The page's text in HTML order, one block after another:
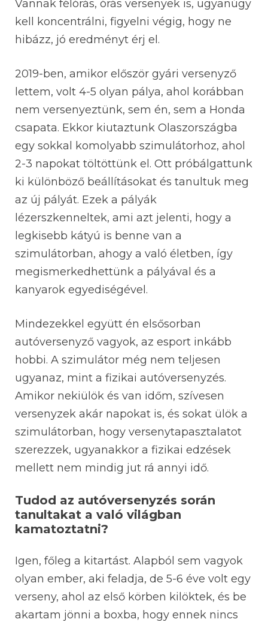
Vannak félórás, órás versenyek is, ugyanúgy
kell koncentrálni, figyelni végig, hogy ne
hibázz, jó eredményt érj el.
2019-ben, amikor először gyári versenyző
lettem, volt 4-5 olyan pálya, ahol korábban
nem versenyeztünk, sem én, sem a Honda
csapata. Ekkor kiutaztunk Olaszországba
egy sokkal komolyabb szimulátorhoz, ahol
2-3 napokat töltöttünk el. Ott próbálgattunk
ki különböző beállításokat és tanultuk meg
az új pályát. Ezek a pályák
lézerszkenneltek, ami azt jelenti, hogy a
legkisebb kátyú is benne van a
szimulátorban, ahogy a való életben, így
megismerkedhettünk a pályával és a
kanyarok egyediségével.
Mindezekkel együtt én elsősorban
autóversenyző vagyok, az esport inkább
hobbi. A szimulátor még nem teljesen
ugyanaz, mint a fizikai autóversenyzés.
Amikor nekiülök és van időm, szívesen
versenyzek akár napokat is, és sokat ülök a
szimulátorban, hogy versenytapasztalatot
szerezzek, ugyanakkor a fizikai edzések
mellett nem mindig jut rá annyi idő.
Tudod az autóversenyzés során
tanultakat a való világban
kamatoztatni?
Igen, főleg a kitartást. Alapból sem vagyok
olyan ember, aki feladja, de 5-6 éve volt egy
verseny, ahol az első körben kilöktek, és be
akartam jönni a boxba, hogy ennek nincs